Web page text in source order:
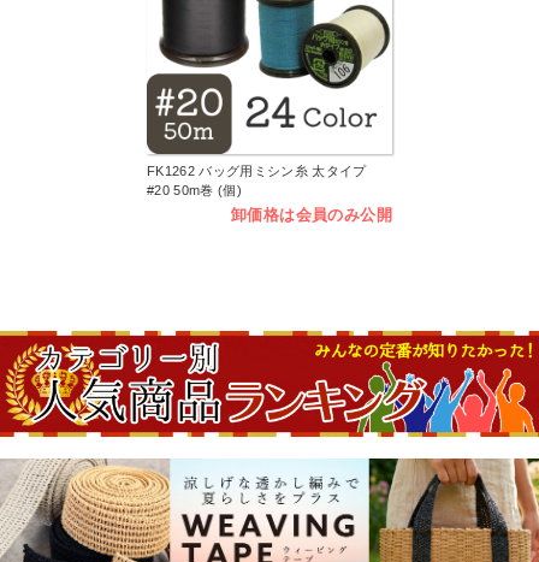
FK1262 バッグ用ミシン糸 太タイプ
#20 50m巻 (個)
卸価格は会員のみ公開